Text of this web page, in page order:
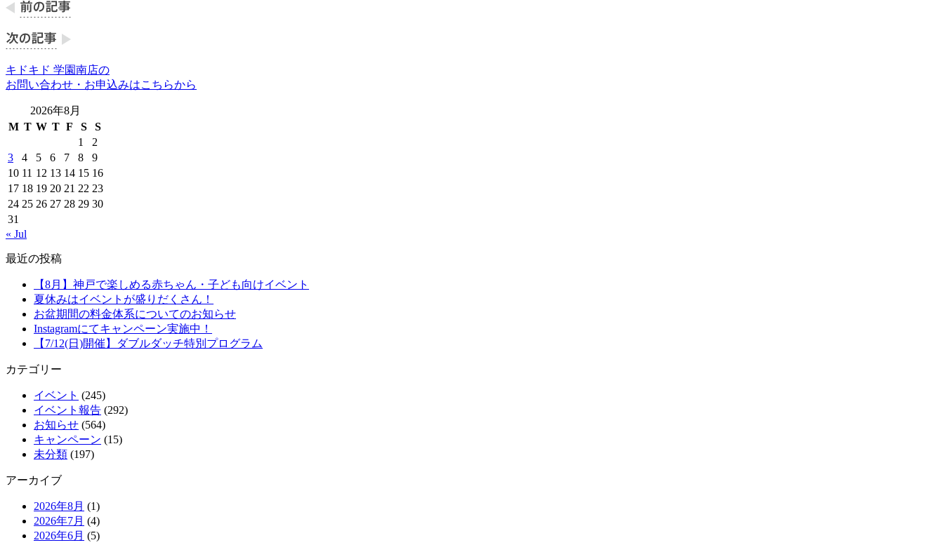
キドキド 学園南店の
お問い合わせ・お申込みはこちらから
2026年8月
M T W T F S
S
1
2
3
4 5 6 7 8
9
10 11 12 13 14 15 16
17 18 19 20 21 22 23
24 25 26 27 28 29 30
31
« Jul
最近の投稿
【8月】神戸で楽しめる赤ちゃん・子ども向けイベント
夏休みはイベントが盛りだくさん！
お盆期間の料金体系についてのお知らせ
Instagramにてキャンペーン実施中！
【7/12(日)開催】ダブルダッチ特別プログラム
カテゴリー
イベント (245)
イベント報告 (292)
お知らせ (564)
キャンペーン (15)
未分類 (197)
アーカイブ
2026年8月 (1)
2026年7月 (4)
2026年6月 (5)